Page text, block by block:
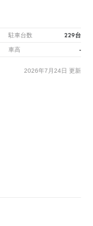
駐車台数 229台
車高 -
2026年7月24日 更新